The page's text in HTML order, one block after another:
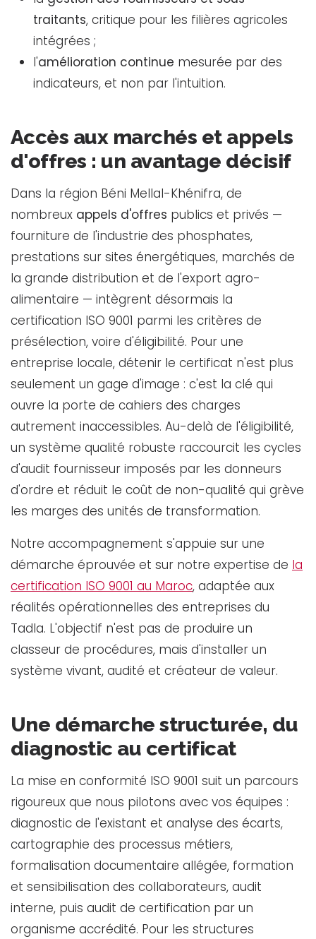
traitants, critique pour les filières agricoles
intégrées ;
l'amélioration continue mesurée par des
indicateurs, et non par l'intuition.
Accès aux marchés et appels
d'offres : un avantage décisif
Dans la région Béni Mellal-Khénifra, de
nombreux appels d'offres publics et privés —
fourniture de l'industrie des phosphates,
prestations sur sites énergétiques, marchés de
la grande distribution et de l'export agro-
alimentaire — intègrent désormais la
certification ISO 9001 parmi les critères de
présélection, voire d'éligibilité. Pour une
entreprise locale, détenir le certificat n'est plus
seulement un gage d'image : c'est la clé qui
ouvre la porte de cahiers des charges
autrement inaccessibles. Au-delà de l'éligibilité,
un système qualité robuste raccourcit les cycles
d'audit fournisseur imposés par les donneurs
d'ordre et réduit le coût de non-qualité qui grève
les marges des unités de transformation.
Notre accompagnement s'appuie sur une
démarche éprouvée et sur notre expertise de la
certification ISO 9001 au Maroc, adaptée aux
réalités opérationnelles des entreprises du
Tadla. L'objectif n'est pas de produire un
classeur de procédures, mais d'installer un
système vivant, audité et créateur de valeur.
Une démarche structurée, du
diagnostic au certificat
La mise en conformité ISO 9001 suit un parcours
rigoureux que nous pilotons avec vos équipes :
diagnostic de l'existant et analyse des écarts,
cartographie des processus métiers,
formalisation documentaire allégée, formation
et sensibilisation des collaborateurs, audit
interne, puis audit de certification par un
organisme accrédité. Pour les structures